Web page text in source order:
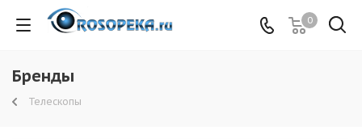
0
Бренды
Телескопы